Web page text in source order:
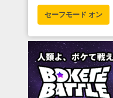
セーフモード オン